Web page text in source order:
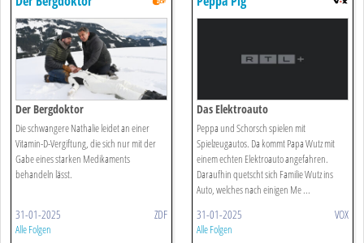
Der Bergdoktor
Die schwangere Nathalie leidet an einer
Vitamin-D-Vergiftung, die sich nur mit der
Gabe eines starken Medikaments
behandeln lässt.
31-01-2025 ZDF
Alle Folgen
Das Elektroauto
Peppa und Schorsch spielen mit
Spielzeugautos. Da kommt Papa Wutz mit
einem echten Elektroauto angefahren.
Daraufhin quetscht sich Familie Wutz ins
Auto, welches nach einigen Me ...
31-01-2025 VOX
Alle Folgen